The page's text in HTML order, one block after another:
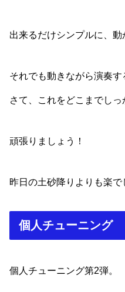
出来るだけシンプルに、動
それでも動きながら演奏す
さて、これをどこまでしっ
頑張りましょう！
昨日の土砂降りよりも楽で
個人チューニング
個人チューニング第2弾。